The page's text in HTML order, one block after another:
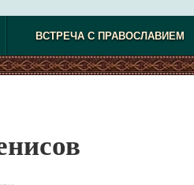
ВСТРЕЧА С ПРАВОСЛАВИЕМ